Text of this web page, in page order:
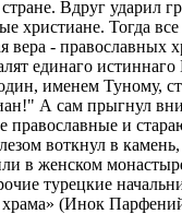
Вдруг ударил
Тогда
-
единаго
именем Туному,
А сам прыгнул
и
воткнул в
в женском
турецкие
храма» (Инок